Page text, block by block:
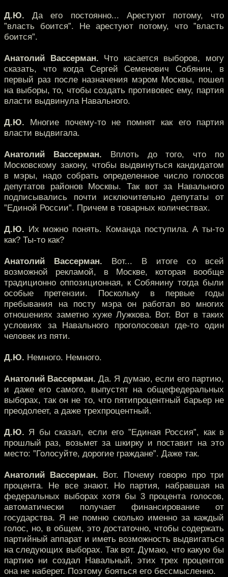
Д.Ю. Да его постоянно... Арестуют потому, что
”власть боится”. Не арестуют потому, что ”власть
боится”.
Анатолий Вассерман. Что касается выборов, могу
сказать, что когда Сергей Семенович Собянин, в
первый раз после назначения мэром Москвы, пошел
на выборы, то, чтобы создать противовес ему, партия
власти выдвинула Навального.
Д.Ю. Многие почему-то не помнят как его партия
власти выдвигала.
Анатолий Вассерман. Вплоть до того, что по
Московскому закону, чтобы выдвинуться кандидатом
в мэры, надо собрать определенное число голосов
депутатов районов Москвы. Так вот за Навального
подписывались почти исключительно депутаты от
”Единой России”. Причем в товарных количествах.
Д.Ю. Их можно понять. Команда поступила. А ты-то
как? Ты-то как?
Анатолий Вассерман. Вот... В итоге со всей
возможной рекламой, в Москве, которая вообще
традиционно оппозиционная, к Собянину тогда были
особые претензии. Поскольку в первые годы
пребывания на посту мэра он работал во многих
отношениях заметно хуже Лужкова. Вот. Вот в таких
условиях за Навального проголосовал где-то один
человек из пяти.
Д.Ю. Немного. Немного.
Анатолий Вассерман. Да. Я думаю, если его партию,
и даже его самого, выпустят на общефедеральных
выборах, так он не то, что пятипроцентный барьер не
преодолеет, а даже трехпроцентный.
Д.Ю. Я бы сказал, если его ”Единая Россия”, как в
прошлый раз, возьмет за шкирку и поставит на это
место: ”Голосуйте, дорогие граждане”. Даже так.
Анатолий Вассерман. Вот. Почему говорю про три
процента. Не все знают. Но партия, набравшая на
федеральных выборах хотя бы 3 процента голосов,
автоматически получает финансирование от
государства. Я не помню сколько именно за каждый
голос, но, в общем, это достаточно, чтобы содержать
партийный аппарат и иметь возможность выдвигаться
на следующих выборах. Так вот. Думаю, что какую бы
партию ни создал Навальный, этих трех процентов
она не наберет. Поэтому бояться его бессмысленно.